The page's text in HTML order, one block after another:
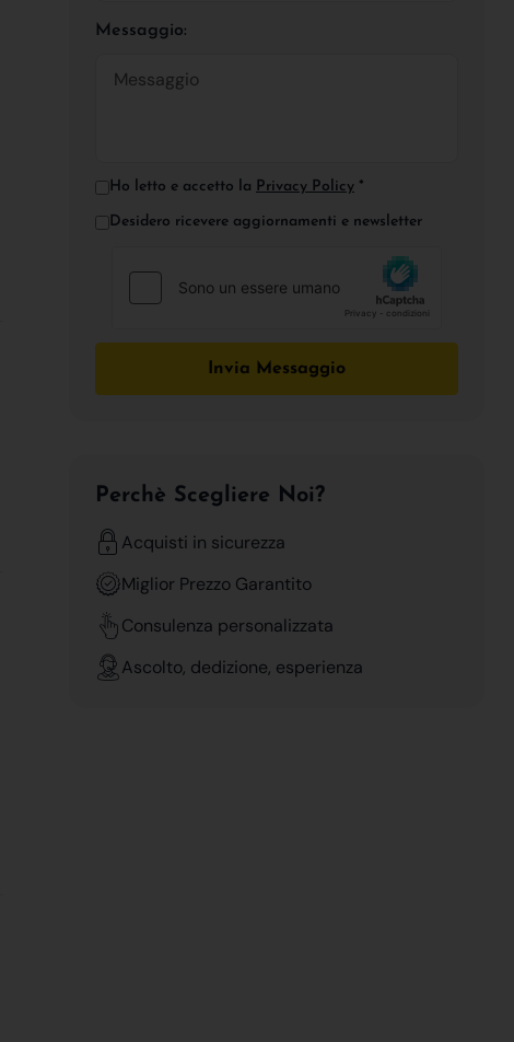
Messaggio:
Ho letto e accetto la Privacy Policy *
Desidero ricevere aggiornamenti e newsletter
Invia Messaggio
Perchè Scegliere Noi?
Acquisti in sicurezza
Miglior Prezzo Garantito
Consulenza personalizzata
Ascolto, dedizione, esperienza